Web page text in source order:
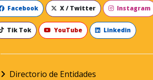
Facebook X / Twitter Instagram
Tik Tok YouTube Linkedin
Directorio de Entidades